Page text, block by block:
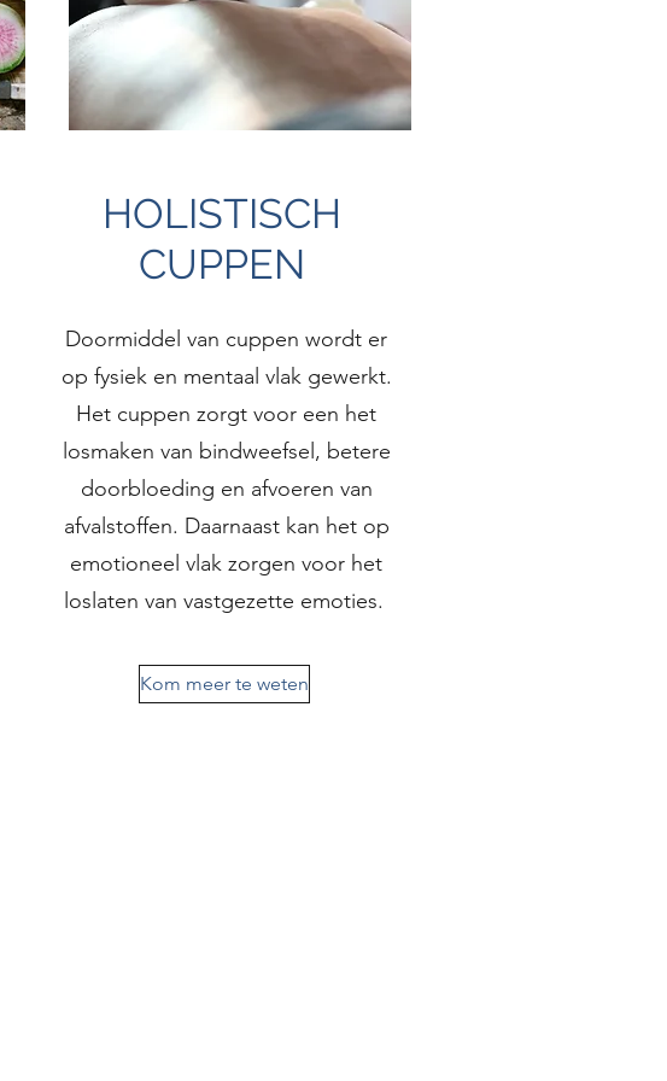
HOLISTISCH
CUPPEN
Doormiddel van cuppen wordt er
op fysiek en mentaal vlak gewerkt.
Het cuppen zorgt voor een het
losmaken van bindweefsel, betere
doorbloeding en afvoeren van
afvalstoffen. Daarnaast kan het op
emotioneel vlak zorgen voor het
loslaten van vastgezette emoties.
Kom meer te weten